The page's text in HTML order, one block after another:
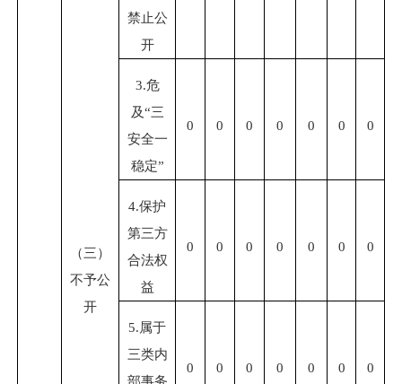
（三）
不予公
开
禁止公
开
3.危
及“三
安全一
稳定”
0 0 0 0 0 0 0
4.保护
第三方
合法权
益
0 0 0 0 0 0 0
5.属于
三类内
0 0 0 0 0 0 0